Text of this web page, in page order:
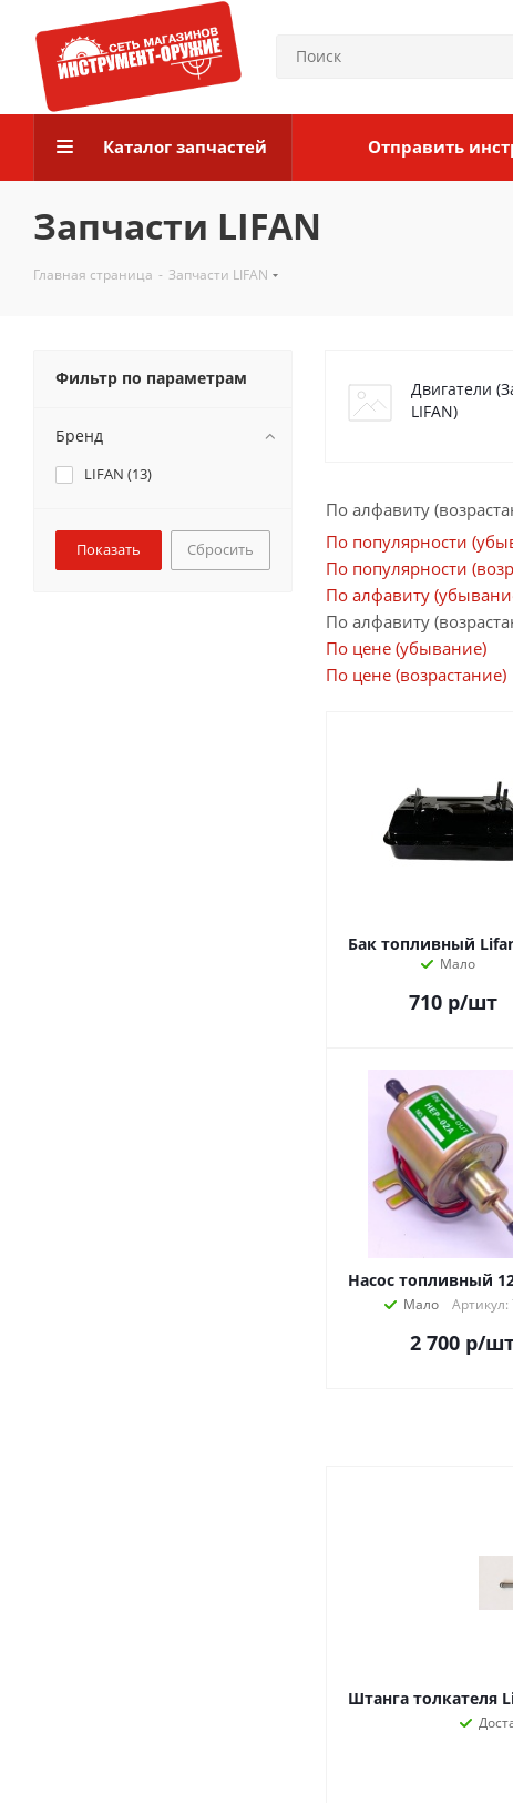
Каталог запчастей Отправить
Запчасти LIFAN
Главная страница - Запчасти LIFAN
Двигатели
LIFAN)
По алфавиту
По популярности
По популярности
По алфавиту
По алфавиту
По цене (убывание)
По цене (возрастание)
Бак топливный
Мало
710р/шт
Насос топливный
Мало Артикул:
2 700р/
Штанга толкателя
Фильтр по параметрам
Бренд
LIFAN (13)
Сбросить